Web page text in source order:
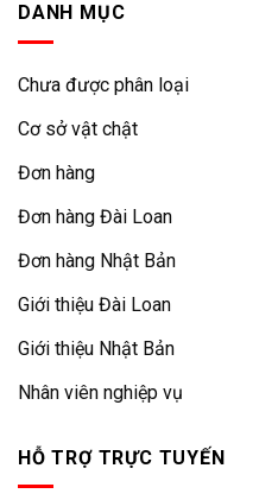
DANH MỤC
Chưa được phân loại
Cơ sở vật chật
Đơn hàng
Đơn hàng Đài Loan
Đơn hàng Nhật Bản
Giới thiệu Đài Loan
Giới thiệu Nhật Bản
Nhân viên nghiệp vụ
HỖ TRỢ TRỰC TUYẾN